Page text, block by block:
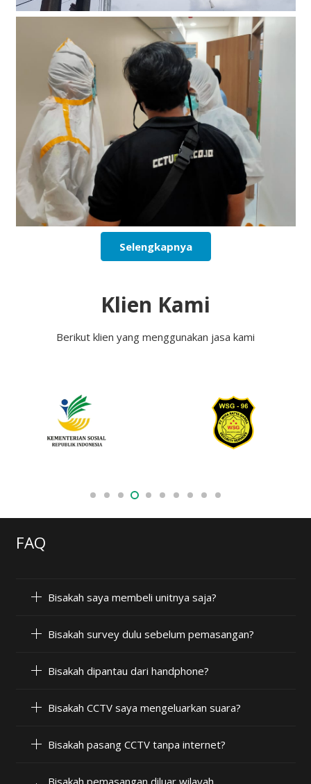
Selengkapnya
Klien Kami
Berikut klien yang menggunakan jasa kami
FAQ
Bisakah saya membeli unitnya saja?
Bisakah survey dulu sebelum pemasangan?
Bisakah dipantau dari handphone?
Bisakah CCTV saya mengeluarkan suara?
Bisakah pasang CCTV tanpa internet?
Bisakah pemasangan diluar wilayah